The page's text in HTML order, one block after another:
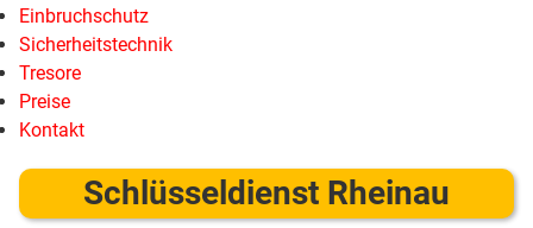
Einbruchschutz
Sicherheitstechnik
Tresore
Preise
Kontakt
Schlüsseldienst Rheinau